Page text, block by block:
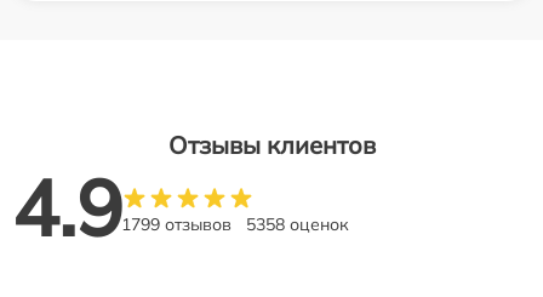
Отзывы клиентов
4.91799 отзывов 5358 оценок